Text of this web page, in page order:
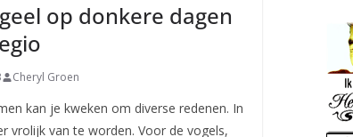
op donkere dagen
Cheryl Groen
kan je kweken om diverse redenen. In
vrolijk van te worden. Voor de vogels,